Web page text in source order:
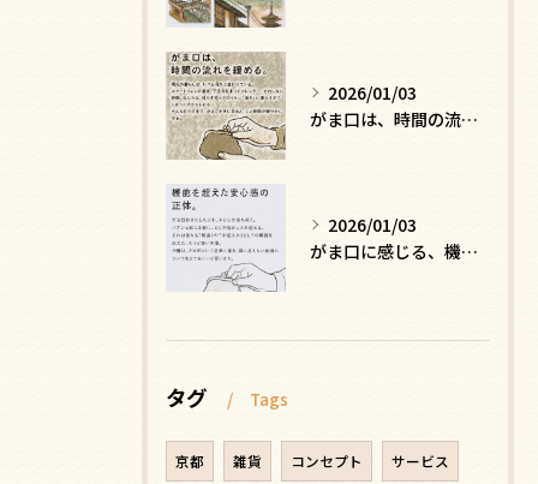
2026/01/03
がま口は、時間の流れを緩める
2026/01/03
がま口に感じる、機能を超えた安心感の正体
タグ Tags
京都 雑貨 コンセプト サービス